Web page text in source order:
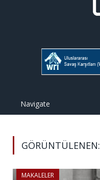
Navigate
GÖRÜNTÜLENEN:
MAKALELER